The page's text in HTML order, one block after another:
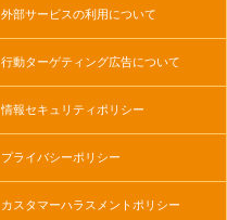
外部サービスの利用について
行動ターゲティング広告について
情報セキュリティポリシー
プライバシーポリシー
カスタマーハラスメントポリシー